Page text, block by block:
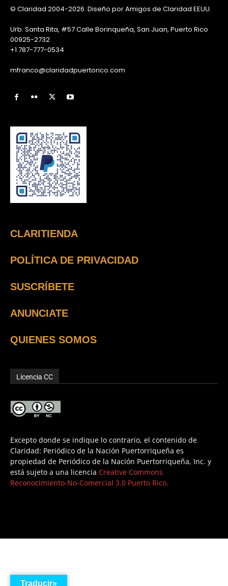
© Claridad 2004-2026. Diseño por Amigos de Claridad EEUU.
Urb. Santa Rita, #57 Calle Borinqueña, San Juan, Puerto Rico
00925-2732
+1 787-777-0534
mfranco@claridadpuertorico.com
CLARITIENDA
POLÍTICA DE PRIVACIDAD
SUSCRÍBETE
ANUNCIATE
QUIENES SOMOS
Licencia CC
Excepto donde se indique lo contrario, el contenido de
Claridad: Periódico de la Nación Puertorriqueña es
propiedad de Periódico de la Nación Puertorriqueña, Inc. y
está sujeto a una licencia Creative Commons
Reconocimiento-No-Comercial 3.0 Puerto Rico.
Traducir»